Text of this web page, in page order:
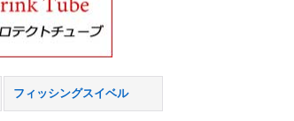
フィッシングスイベル